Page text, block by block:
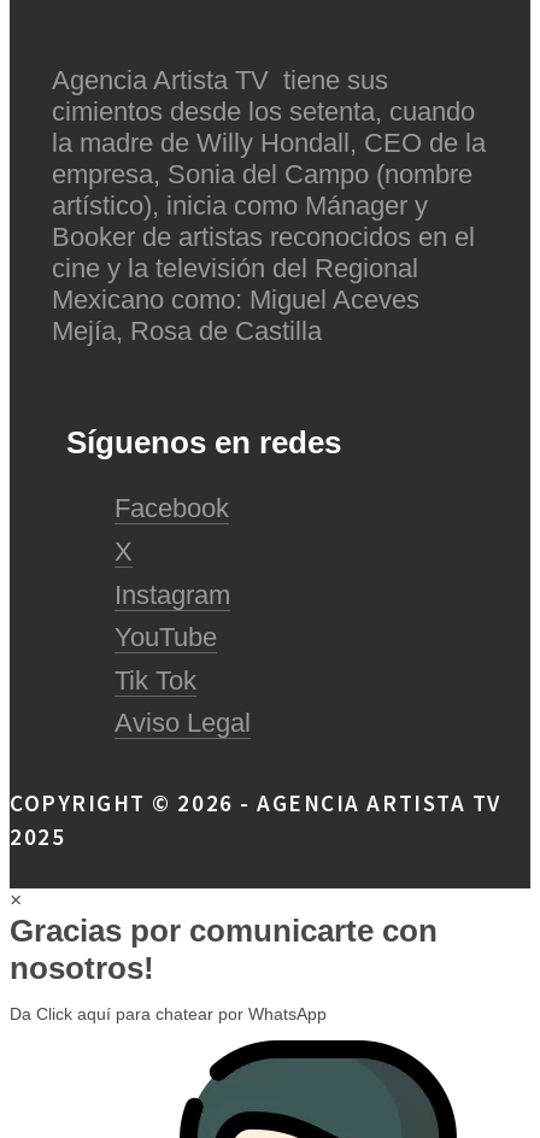
Agencia Artista TV tiene sus
cimientos desde los setenta, cuando
la madre de Willy Hondall, CEO de la
empresa, Sonia del Campo (nombre
artístico), inicia como Mánager y
Booker de artistas reconocidos en el
cine y la televisión del Regional
Mexicano como: Miguel Aceves
Mejía, Rosa de Castilla
Síguenos en redes
Facebook
X
Instagram
YouTube
Tik Tok
Aviso Legal
COPYRIGHT © 2026 - AGENCIA ARTISTA TV
2025
×
Gracias por comunicarte con
nosotros!
Da Click aquí para chatear por WhatsApp